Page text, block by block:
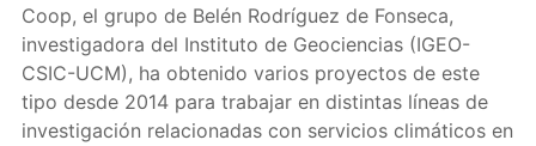
Coop, el grupo de Belén Rodríguez de Fonseca,
investigadora del Instituto de Geociencias (IGEO-
CSIC-UCM), ha obtenido varios proyectos de este
tipo desde 2014 para trabajar en distintas líneas de
investigación relacionadas con servicios climáticos en